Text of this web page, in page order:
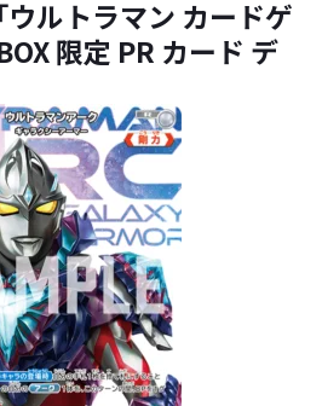
ルトラマン カードゲ
限定 PR カード デ